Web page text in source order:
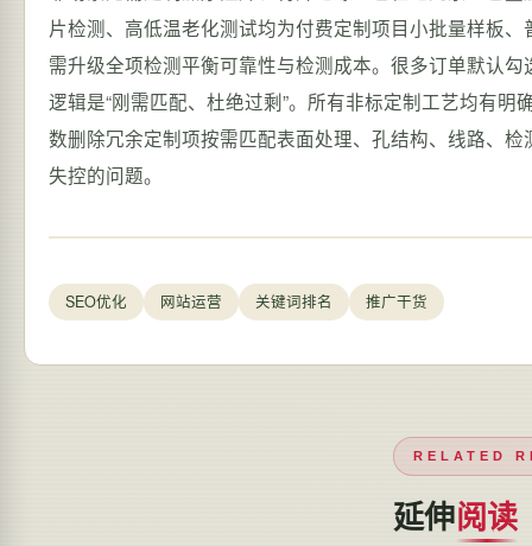
片检测、高低温老化测试均为付费定制项目小批量样板
需升级全项检测平衡可靠性与检测成本。很多订单默认
逻辑是“刚需匹配、杜绝过剩”。所有非标定制工艺均有
数删除冗余定制项按需匹配表面处理、孔结构、线路、
失控的问题。
SEO优化 网站运营 关键词排名 推广干货
RELATED
延伸阅读